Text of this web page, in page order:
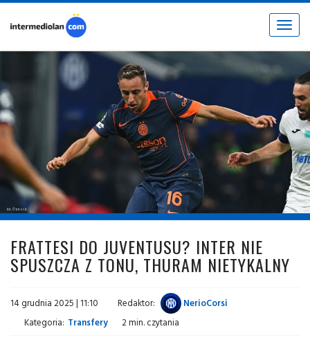
Toggle
fot. © inter.it
FRATTESI DO JUVENTUSU? INTER NIE
SPUSZCZA Z TONU, THURAM NIETYKALNY
14 grudnia 2025 | 11:10 Redaktor:
NerioCorsi
Kategoria: Transfery 2 min. czytania